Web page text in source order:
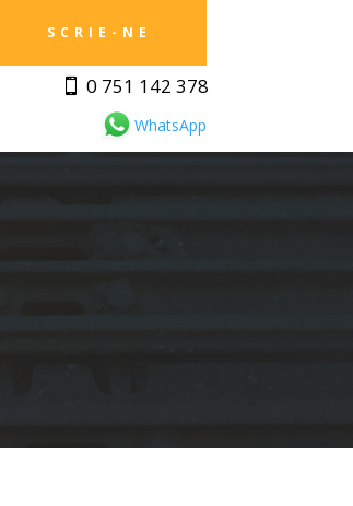
SCRIE-NE
0 751 142 378
WhatsApp